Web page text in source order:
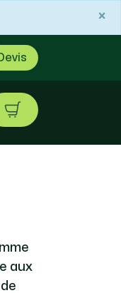
×
article / 0,00 €
aux